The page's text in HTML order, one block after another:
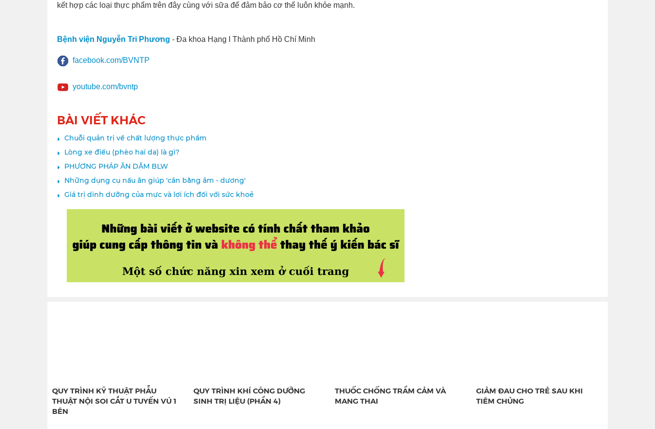
kết hợp các loại thực phẩm trên đây cùng với sữa để đảm bảo cơ thể luôn khỏe mạnh.
Bệnh viện Nguyễn Tri Phương - Đa khoa Hạng I Thành phố Hồ Chí Minh
facebook.com/BVNTP
youtube.com/bvntp
BÀI VIẾT KHÁC
Chuỗi quản trị về chất lượng thực phẩm
Lòng xe điếu (phèo hai da) là gì?
PHƯƠNG PHÁP ĂN DẶM BLW
Những dụng cụ nấu ăn giúp 'cân bằng âm - dương'
Giá trị dinh dưỡng của mực và lợi ích đối với sức khoẻ
QUY TRÌNH KỸ THUẬT PHẪU
THUẬT NỘI SOI CẮT U TUYẾN VÚ 1
BÊN
QUY TRÌNH KHÍ CÔNG DƯỠNG
SINH TRỊ LIỆU (PHẦN 4)
THUỐC CHỐNG TRẦM CẢM VÀ
MANG THAI
GIẢM ĐAU CHO TRẺ SAU KHI
TIÊM CHỦNG